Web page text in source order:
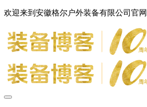
欢迎来到安徽格尔户外装备有限公司官网